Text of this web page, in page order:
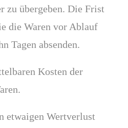
zu übergeben. Die Frist
die Waren vor Ablauf
Tagen absenden.
Kosten der
etwaigen Wertverlust